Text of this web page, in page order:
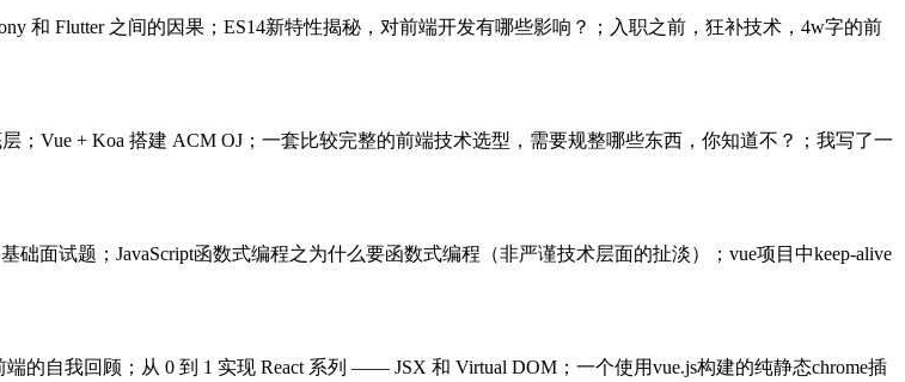
和 Flutter 之间的因果；ES14新特性揭秘，对前端开发有哪些影响？；入职之前，狂补技术，4w字的前
；Vue + Koa 搭建 ACM OJ；一套比较完整的前端技术选型，需要规整哪些东西，你知道不？；我写了一
础面试题；JavaScript函数式编程之为什么要函数式编程（非严谨技术层面的扯淡）；vue项目中keep-alive
的自我回顾；从 0 到 1 实现 React 系列 —— JSX 和 Virtual DOM；一个使用vue.js构建的纯静态chrome插